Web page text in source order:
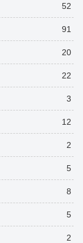
52
91
20
22
3
12
2
5
8
5
2